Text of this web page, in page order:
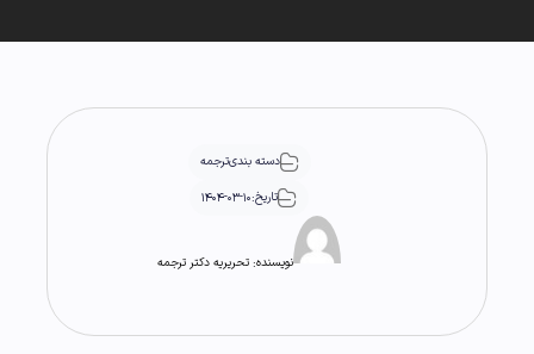
دسته بندیترجمه
تاریخ:1404-03-10
نویسنده: تحریریه دکتر ترجمه